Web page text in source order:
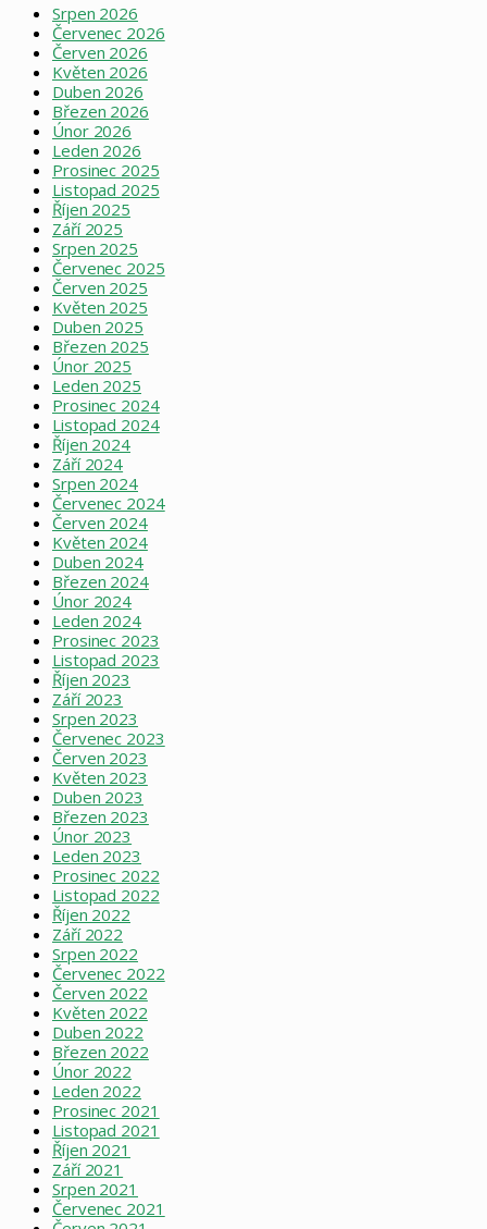
Srpen 2026
Červenec 2026
Červen 2026
Květen 2026
Duben 2026
Březen 2026
Únor 2026
Leden 2026
Prosinec 2025
Listopad 2025
Říjen 2025
Září 2025
Srpen 2025
Červenec 2025
Červen 2025
Květen 2025
Duben 2025
Březen 2025
Únor 2025
Leden 2025
Prosinec 2024
Listopad 2024
Říjen 2024
Září 2024
Srpen 2024
Červenec 2024
Červen 2024
Květen 2024
Duben 2024
Březen 2024
Únor 2024
Leden 2024
Prosinec 2023
Listopad 2023
Říjen 2023
Září 2023
Srpen 2023
Červenec 2023
Červen 2023
Květen 2023
Duben 2023
Březen 2023
Únor 2023
Leden 2023
Prosinec 2022
Listopad 2022
Říjen 2022
Září 2022
Srpen 2022
Červenec 2022
Červen 2022
Květen 2022
Duben 2022
Březen 2022
Únor 2022
Leden 2022
Prosinec 2021
Listopad 2021
Říjen 2021
Září 2021
Srpen 2021
Červenec 2021